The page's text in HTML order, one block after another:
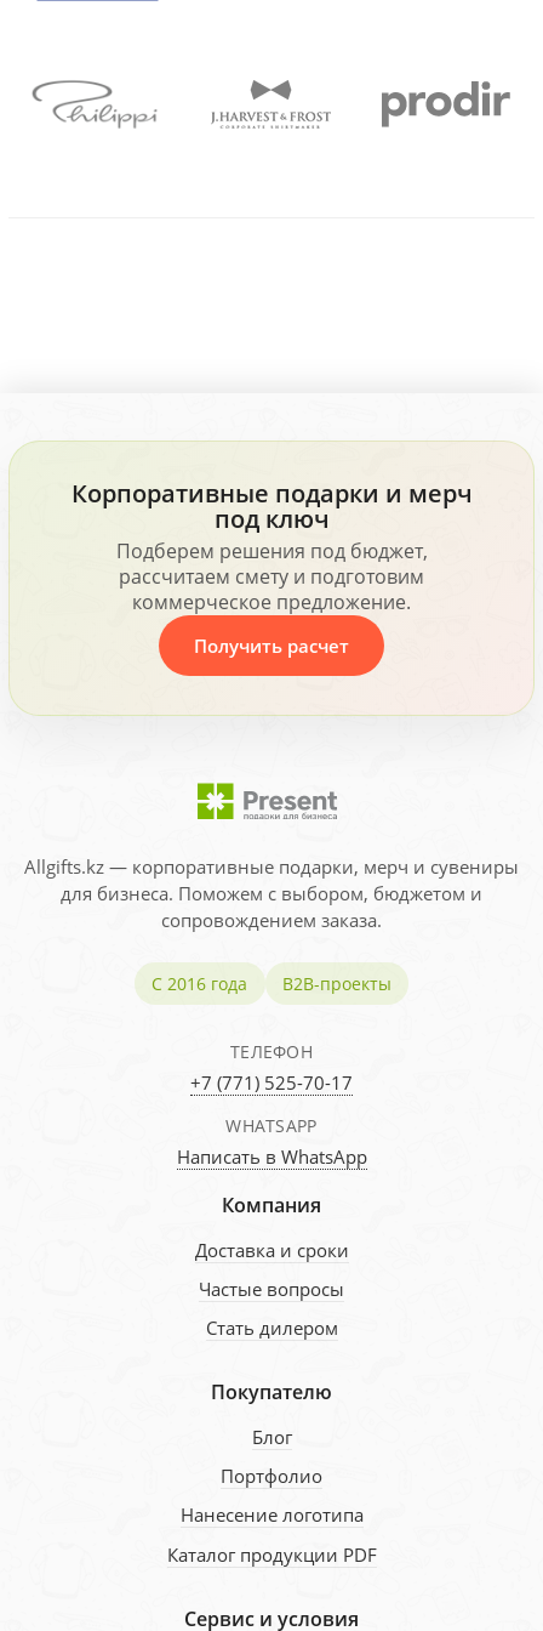
Корпоративные подарки и мерч
под ключ
Подберем решения под бюджет,
рассчитаем смету и подготовим
коммерческое предложение.
Получить расчет
Allgifts.kz — корпоративные подарки, мерч и сувениры
для бизнеса. Поможем с выбором, бюджетом и
сопровождением заказа.
С 2016 года B2B-проекты
ТЕЛЕФОН
+7 (771) 525-70-17
WHATSAPP
Написать в WhatsApp
Компания
Доставка и сроки
Частые вопросы
Стать дилером
Покупателю
Блог
Портфолио
Нанесение логотипа
Каталог продукции PDF
Сервис и условия